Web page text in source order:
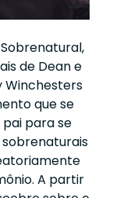
de Dean e
Winchesters
que se
para se
A partir